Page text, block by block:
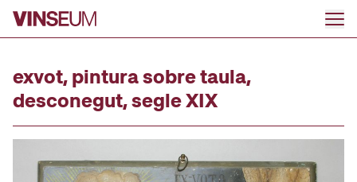
Anar al contingut
exvot, pintura sobre taula,
desconegut, segle XIX